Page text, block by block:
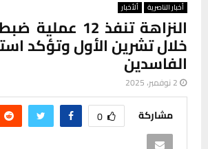
أخبار الناصرية ألأخبار
النزاهة تنفذ
خلال تشرين الأول وتؤكد
الفاسدين
2 نوفمبر، 2025
مشاركة 0